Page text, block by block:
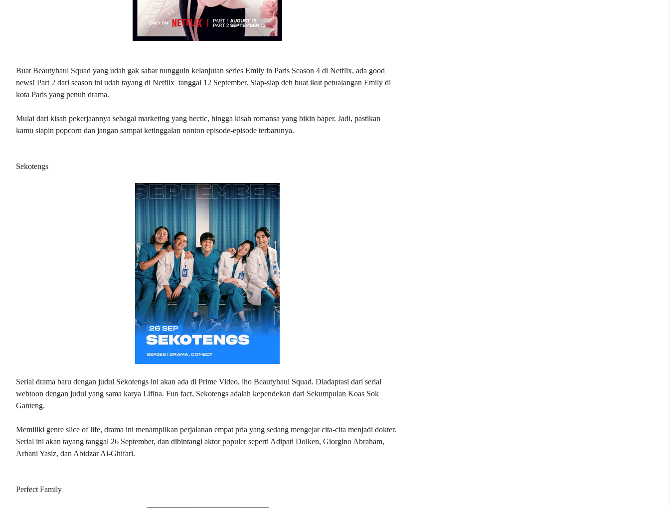
Buat Beautyhaul Squad yang udah gak sabar nungguin kelanjutan series Emily in Paris Season 4 di Netflix, ada good
news! Part 2 dari season ini udah tayang di Netflix tanggal 12 September. Siap-siap deh buat ikut petualangan Emily di
kota Paris yang penuh drama.
Mulai dari kisah pekerjaannya sebagai marketing yang hectic, hingga kisah romansa yang bikin baper. Jadi, pastikan
kamu siapin popcorn dan jangan sampai ketinggalan nonton episode-episode terbarunya.
Sekotengs
Serial drama baru dengan judul Sekotengs ini akan ada di Prime Video, lho Beautyhaul Squad. Diadaptasi dari serial
webtoon dengan judul yang sama karya Lifina. Fun fact, Sekotengs adalah kependekan dari Sekumpulan Koas Sok
Ganteng.
Memiliki genre slice of life, drama ini menampilkan perjalanan empat pria yang sedang mengejar cita-cita menjadi dokter.
Serial ini akan tayang tanggal 26 September, dan dibintangi aktor populer seperti Adipati Dolken, Giorgino Abraham,
Arbani Yasiz, dan Abidzar Al-Ghifari.
Perfect Family